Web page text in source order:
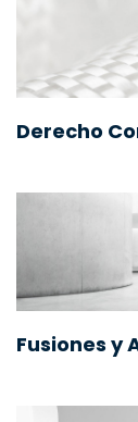
Derecho
Fusiones y